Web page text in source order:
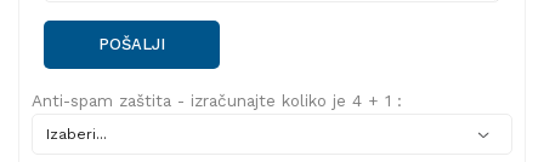
POŠALJI
Anti-spam zaštita - izračunajte koliko je 4 + 1 :